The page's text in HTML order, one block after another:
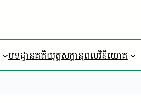
បទដ្ឋានគតិយុត្ត​សក្តានុពលវិនិយោគ